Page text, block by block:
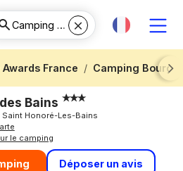
France
Camping
Next
Bains
Saint Honoré-Les-Bains
le camping
Déposer un avis